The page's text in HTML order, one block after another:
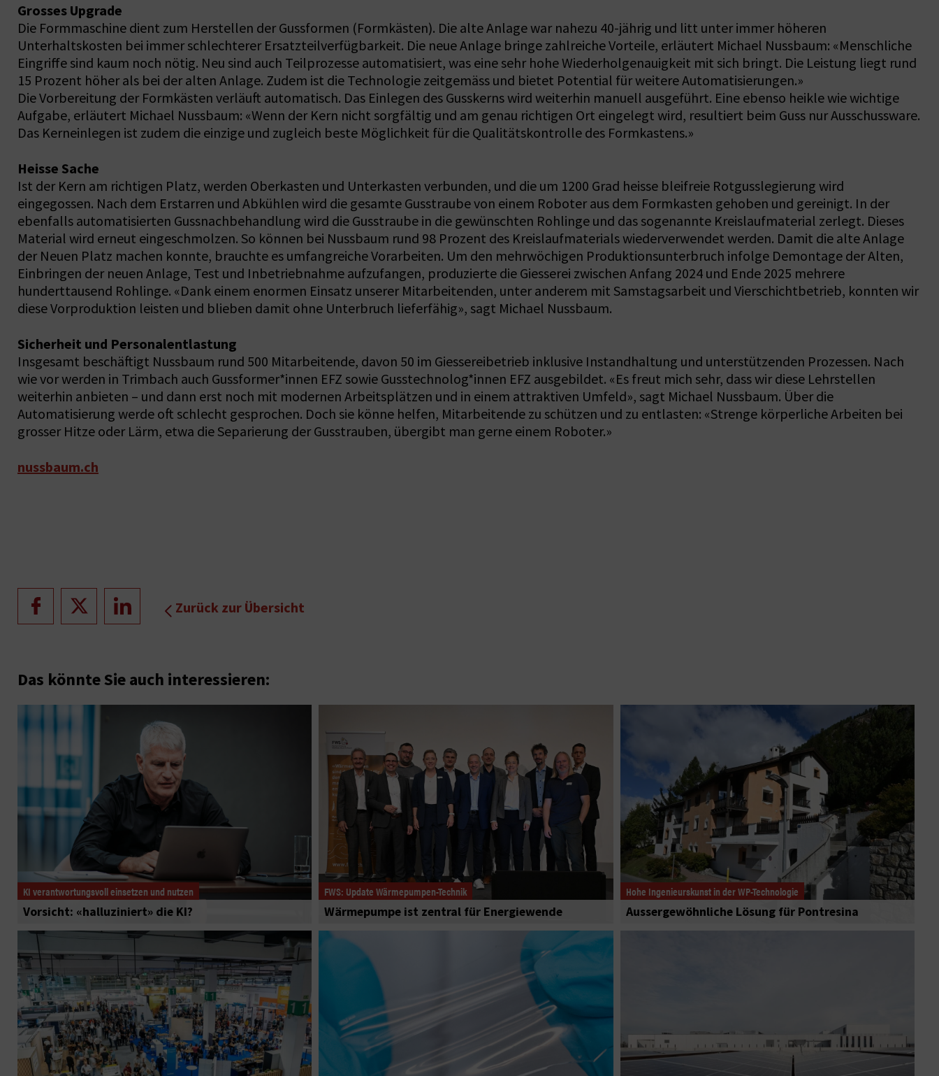
Grosses Upgrade
Die Formmaschine dient zum Herstellen der Gussformen (Formkästen). Die alte Anlage war nahezu 40-jährig und litt unter immer höheren
Unterhaltskosten bei immer schlechterer Ersatzteilverfügbarkeit. Die neue Anlage bringe zahlreiche Vorteile, erläutert Michael Nussbaum: «Menschliche
Eingriffe sind kaum noch nötig. Neu sind auch Teilprozesse automatisiert, was eine sehr hohe Wiederholgenauigkeit mit sich bringt. Die Leistung liegt rund
15 Prozent höher als bei der alten Anlage. Zudem ist die Technologie zeitgemäss und bietet Potential für weitere Automatisierungen.»
Die Vorbereitung der Formkästen verläuft automatisch. Das Einlegen des Gusskerns wird weiterhin manuell ausgeführt. Eine ebenso heikle wie wichtige
Aufgabe, erläutert Michael Nussbaum: «Wenn der Kern nicht sorgfältig und am genau richtigen Ort eingelegt wird, resultiert beim Guss nur Ausschussware.
Das Kerneinlegen ist zudem die einzige und zugleich beste Möglichkeit für die Qualitätskontrolle des Formkastens.»
Heisse Sache
Ist der Kern am richtigen Platz, werden Oberkasten und Unterkasten verbunden, und die um 1200 Grad heisse bleifreie Rotgusslegierung wird
eingegossen. Nach dem Erstarren und Abkühlen wird die gesamte Gusstraube von einem Roboter aus dem Formkasten gehoben und gereinigt. In der
ebenfalls automatisierten Gussnachbehandlung wird die Gusstraube in die gewünschten Rohlinge und das sogenannte Kreislaufmaterial zerlegt. Dieses
Material wird erneut eingeschmolzen. So können bei Nussbaum rund 98 Prozent des Kreislaufmaterials wiederverwendet werden. Damit die alte Anlage
der Neuen Platz machen konnte, brauchte es umfangreiche Vorarbeiten. Um den mehrwöchigen Produktionsunterbruch infolge Demontage der Alten,
Einbringen der neuen Anlage, Test und Inbetriebnahme aufzufangen, produzierte die Giesserei zwischen Anfang 2024 und Ende 2025 mehrere
hunderttausend Rohlinge. «Dank einem enormen Einsatz unserer Mitarbeitenden, unter anderem mit Samstagsarbeit und Vierschichtbetrieb, konnten wir
diese Vorproduktion leisten und blieben damit ohne Unterbruch lieferfähig», sagt Michael Nussbaum.
Sicherheit und Personalentlastung
Insgesamt beschäftigt Nussbaum rund 500 Mitarbeitende, davon 50 im Giessereibetrieb inklusive Instandhaltung und unterstützenden Prozessen. Nach
wie vor werden in Trimbach auch Gussformer*innen EFZ sowie Gusstechnolog*innen EFZ ausgebildet. «Es freut mich sehr, dass wir diese Lehrstellen
weiterhin anbieten – und dann erst noch mit modernen Arbeitsplätzen und in einem attraktiven Umfeld», sagt Michael Nussbaum. Über die
Automatisierung werde oft schlecht gesprochen. Doch sie könne helfen, Mitarbeitende zu schützen und zu entlasten: «Strenge körperliche Arbeiten bei
grosser Hitze oder Lärm, etwa die Separierung der Gusstrauben, übergibt man gerne einem Roboter.»
nussbaum.ch
Zurück zur Übersicht
Das könnte Sie auch interessieren:
KI verantwortungsvoll einsetzen und nutzen
Vorsicht: «halluziniert» die KI?
FWS: Update Wärmepumpen-Technik
Wärmepumpe ist zentral für Energiewende
Hohe Ingenieurskunst in der WP-Technologie
Aussergewöhnliche Lösung für Pontresina